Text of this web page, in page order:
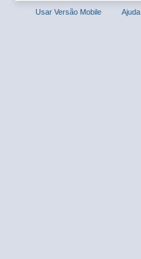
Usar Versão Mobile Ajuda